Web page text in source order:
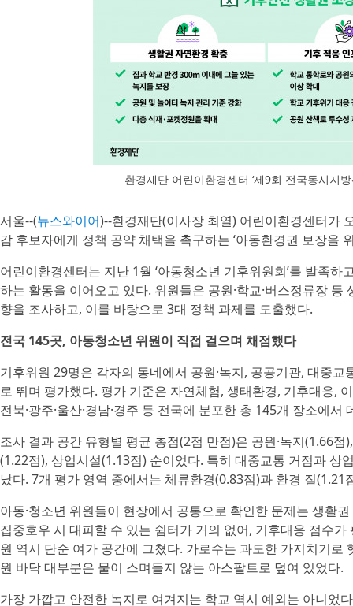
환경재단 어린이환경센터 ‘제9회 전국동시지
서울--(뉴스와이어)--환경재단(이사장 최열) 어린이환경센터가
감 후보자에게 정책 공약 채택을 촉구하는 ‘아동환경권 보장을
어린이환경센터는 지난 1월 ‘아동청소년 기후위원회’를 발족
하는 활동을 이어오고 있다. 위원들은 공원·학교·버스정류장
향을 조사하고, 이를 바탕으로 3대 정책 과제를 도출했다.
전국 145곳, 아동청소년 위원이 직접 걸으며 채점했다
기후위원 29명은 각자의 동네에서 공원·녹지, 공공기관, 대중
로 뛰며 평가했다. 평가 기준은 자연체험, 생태환경, 기후대응,
전북·광주·울산·경남·경주 등 전국에 분포한 총 145개 장소에서
조사 결과 공간 유형별 평균 총점(2점 만점)은 공원·녹지(1.66
(1.22점), 상업시설(1.13점) 순이었다. 특히 대중교통 거점과
났다. 7개 평가 영역 중에서는 체류환경(0.83점)과 환경 질(1.21
아동·청소년 위원들이 현장에서 공통으로 확인한 문제는 생활
집중호우 시 대피할 수 있는 쉼터가 거의 없어, 기후대응 점수
원 역시 단순 여가 공간에 그쳤다. 가로수는 과도한 가지치기
원 바닥 대부분은 물이 스며들지 않는 아스팔트로 덮여 있었다.
가장 가깝고 안전한 녹지로 여겨지는 학교 역시 예외는 아니었